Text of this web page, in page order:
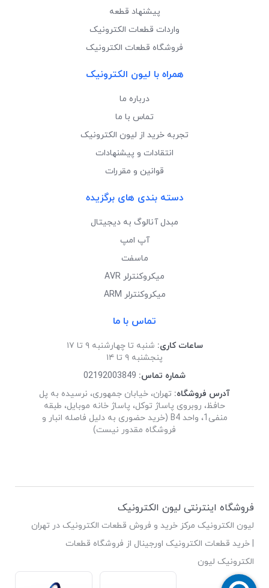
پیشنهاد قطعه
واردات قطعات الکترونیک
فروشگاه قطعات الکترونیک
همراه با لیون الکترونیک
درباره ما
تماس با ما
تجربه خرید از لیون الکترونیک
انتقادات و پیشنهادات
قوانین و مقررات
دسته بندی های برگزیده
مبدل آنالوگ به دیجیتال
آپ امپ
ماسفت
میکروکنترلر AVR
میکروکنترلر ARM
تماس با ما
ساعات کاری: شنبه تا چهارشنبه ۹ تا ۱۷
پنجشنبه ۹ تا ۱۴
شماره تماس: 02192003849
آدرس فروشگاه: تهران، خیابان جمهوری، نرسیده به پل
حافظ، روبروی پاساژ توکل، پاساژ خانه موبایل، طبقه
منفی1، واحد B4 (خرید حضوری به دلیل فاصله انبار و
فروشگاه مقدور نیست)
فروشگاه اینترنتی لیون الکترونیک
لیون الکترونیک مرکز خرید و فروش قطعات الکترونیک در تهران
| خرید قطعات الکترونیک اورجینال از فروشگاه قطعات
الکترونیک لیون